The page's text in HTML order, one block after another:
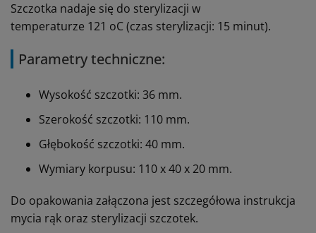
Szczotka nadaje się do sterylizacji w
temperaturze 121 oC (czas sterylizacji: 15 minut).
Parametry techniczne:
Wysokość szczotki: 36 mm.
Szerokość szczotki: 110 mm.
Głębokość szczotki: 40 mm.
Wymiary korpusu: 110 x 40 x 20 mm.
Do opakowania załączona jest szczegółowa instrukcja
mycia rąk oraz sterylizacji szczotek.